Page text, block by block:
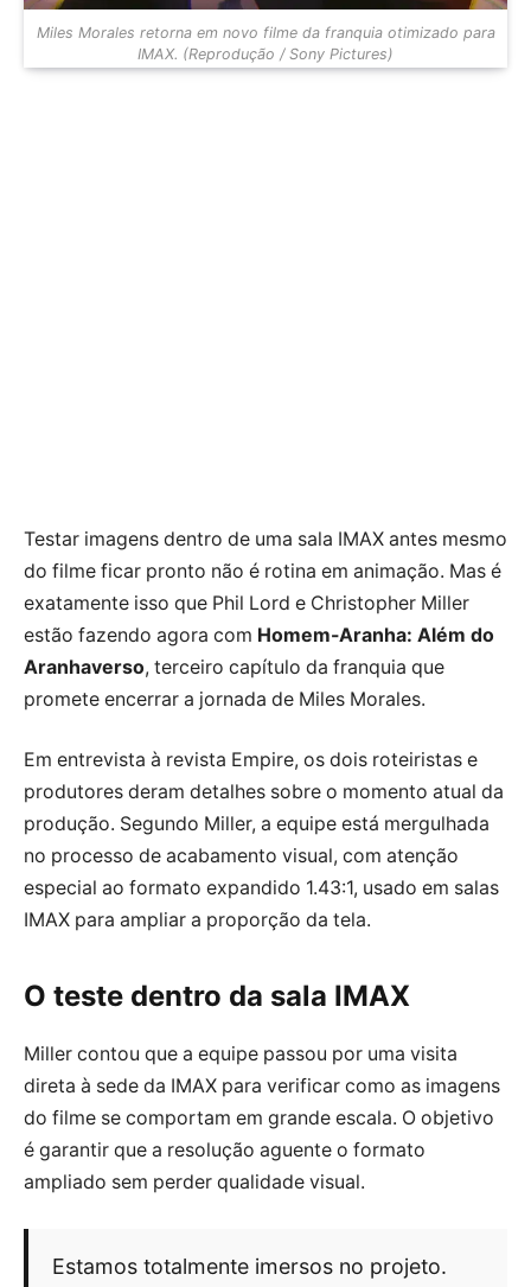
Miles Morales retorna em novo filme da franquia otimizado para
IMAX. (Reprodução / Sony Pictures)
Testar imagens dentro de uma sala IMAX antes mesmo
do filme ficar pronto não é rotina em animação. Mas é
exatamente isso que Phil Lord e Christopher Miller
estão fazendo agora com Homem-Aranha: Além do
Aranhaverso, terceiro capítulo da franquia que
promete encerrar a jornada de Miles Morales.
Em entrevista à revista Empire, os dois roteiristas e
produtores deram detalhes sobre o momento atual da
produção. Segundo Miller, a equipe está mergulhada
no processo de acabamento visual, com atenção
especial ao formato expandido 1.43:1, usado em salas
IMAX para ampliar a proporção da tela.
O teste dentro da sala IMAX
Miller contou que a equipe passou por uma visita
direta à sede da IMAX para verificar como as imagens
do filme se comportam em grande escala. O objetivo
é garantir que a resolução aguente o formato
ampliado sem perder qualidade visual.
Estamos totalmente imersos no projeto.